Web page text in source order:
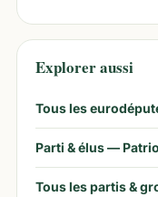
Explorer aussi
Tous les
Parti & élus —
Tous les partis &